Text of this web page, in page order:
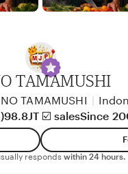
TAMAMUSHI
TAMAMUSHI
98.8JT ☑️ salesSince
responds within 24 hours.